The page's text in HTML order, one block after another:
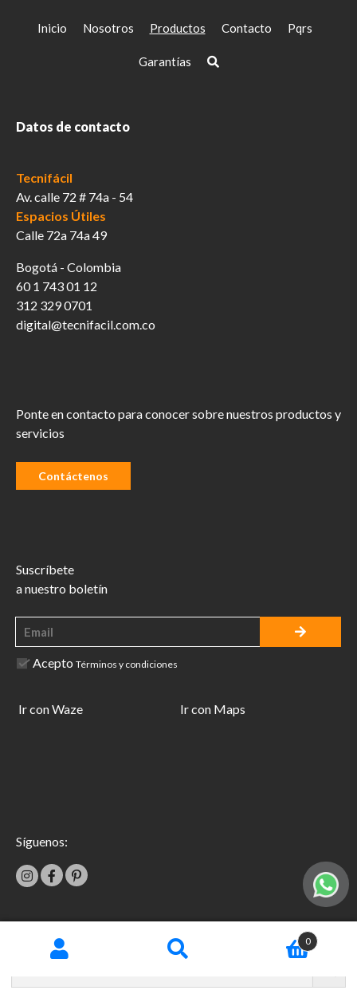
0
Inicio Nosotros Productos Contacto Pqrs
Garantías
Datos de contacto
Tecnifácil
Av. calle 72 # 74a - 54
Espacios Útiles
Calle 72a 74a 49
Bogotá - Colombia
60 1 743 01 12
312 329 0701
digital@tecnifacil.com.co
Ponte en contacto para conocer sobre nuestros productos y
servicios
Contáctenos
Suscríbete
a nuestro boletín
Acepto Términos y condiciones
Ir con Waze Ir con Maps
Síguenos:
Términos y condiciones